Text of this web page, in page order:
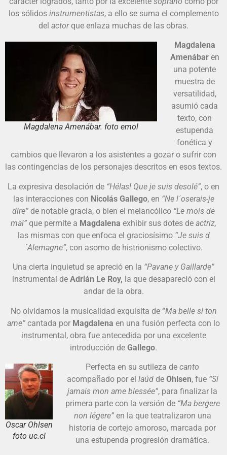
los sólidos instrumentistas, a ello se suma el complemento
del actorque enlaza muchas de las obras.
Magdalena Amenábar. foto emol
Magdalena
Amenábaren
una potente
muestra de
versatilidad,
asumió cada
texto, con
estupenda
fonética y
cambios que llevaron a los asistentes a gozar o sufrir con
las contingencias de los personajes descritos en esos textos.
La expresiva desolación de “Hélas! Que je suis desolé”, o en
las interacciones con Nicolás Gallego, en “Ne l´oserais-je
dire” de notable gracia, o bien el melancólico “Le mois de
mai” que permite a Magdalena exhibir sus dotes de actriz,
las mismas con que enfoca el graciosísimo “Je suis d
´Alemagne”, con asomo de histrionismo colectivo.
Una cierta inquietud se apreció en la “Pavane y Gaillarde”
instrumental de Adrián Le Roy, la que desapareció con el
andar de la obra.
No olvidamos la musicalidad exquisita de “Ma belle si ton
ame” cantada por Magdalena en una fusión perfecta con lo
instrumental, obra fue antecedida por una excelente
introducción de Gallego.
Oscar Ohlsen
foto uc.cl
Perfecta en su sutileza de canto
acompañado por el laúd de Ohlsen, fue “Si
jamais mon ame blessée”, para finalizar la
primera parte con la versión de “Ma bergere
non légere”en la que teatralizaron una
historia de cortejo amoroso, marcada por
una estupenda progresión dramática.